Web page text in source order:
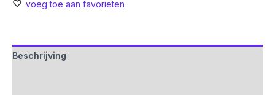
voeg toe aan favorieten
Beschrijving